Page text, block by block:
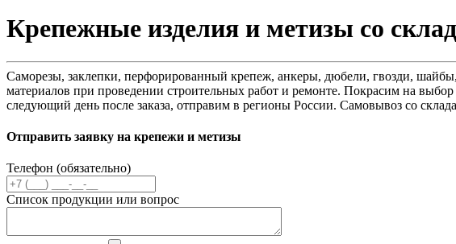
Крепежные изделия и метизы со
Саморезы, заклепки, перфорированный крепеж, анкеры, дюбели, гвозди,
материалов при проведении строительных работ и ремонте. Покрасим на
следующий день после заказа, отправим в регионы России. Самовывоз со
Отправить заявку на крепежи и метизы
Телефон (обязательно)
Список продукции или вопрос